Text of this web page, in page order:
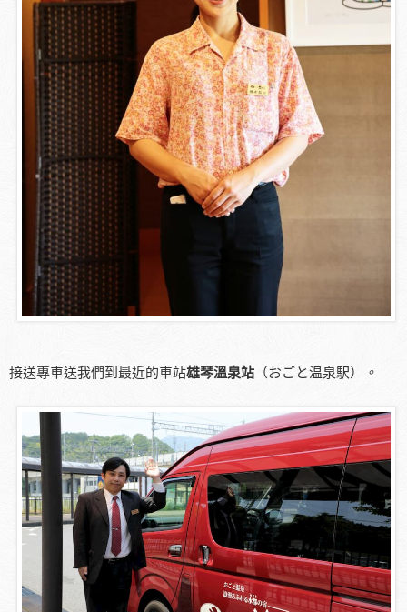
接送專車送我們到最近的車站雄琴溫泉站 （おごと温泉駅） 。